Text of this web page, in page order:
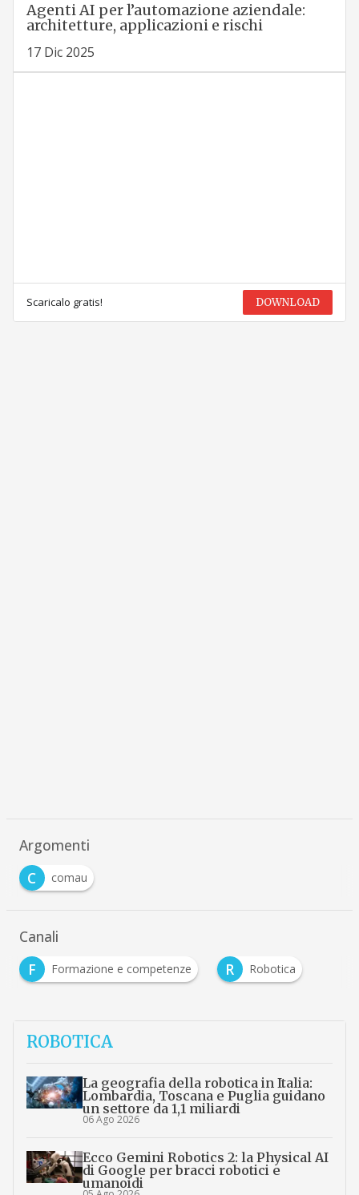
Agenti AI per l’automazione aziendale:
architetture, applicazioni e rischi
17 Dic 2025
Scaricalo gratis! DOWNLOAD
Argomenti
C
comau
Canali
F
Formazione e competenze R Robotica
ROBOTICA
La geografia della robotica in Italia:
Lombardia, Toscana e Puglia guidano
un settore da 1,1 miliardi
06 Ago 2026
Ecco Gemini Robotics 2: la Physical AI
di Google per bracci robotici e
umanoidi